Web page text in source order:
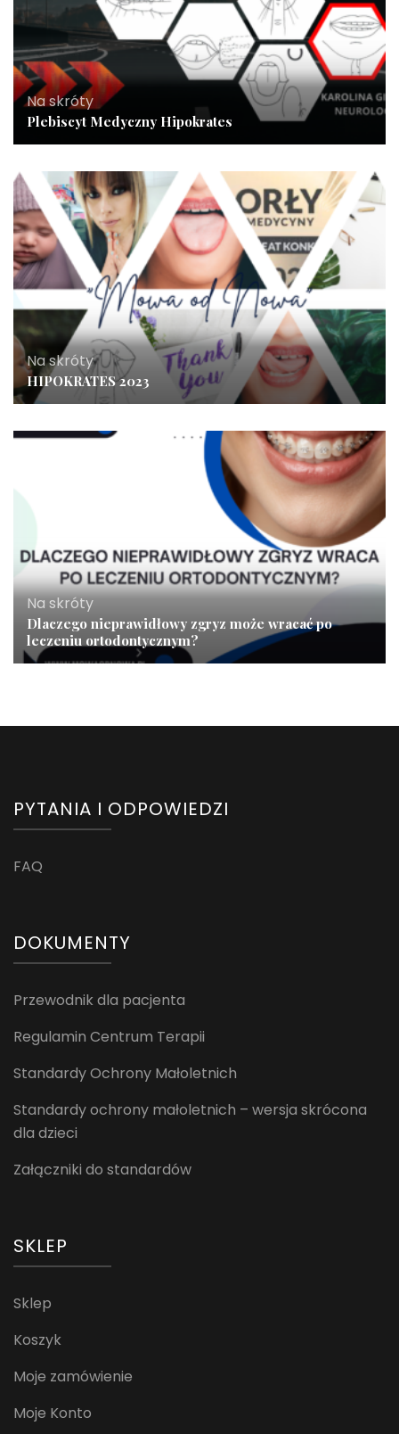
Na skróty
Plebiscyt Medyczny Hipokrates
Na skróty
HIPOKRATES 2023
Na skróty
Dlaczego nieprawidłowy zgryz może wracać po
leczeniu ortodontycznym?
PYTANIA I ODPOWIEDZI
FAQ
DOKUMENTY
Przewodnik dla pacjenta
Regulamin Centrum Terapii
Standardy Ochrony Małoletnich
Standardy ochrony małoletnich – wersja skrócona
dla dzieci
Załączniki do standardów
SKLEP
Sklep
Koszyk
Moje zamówienie
Moje Konto